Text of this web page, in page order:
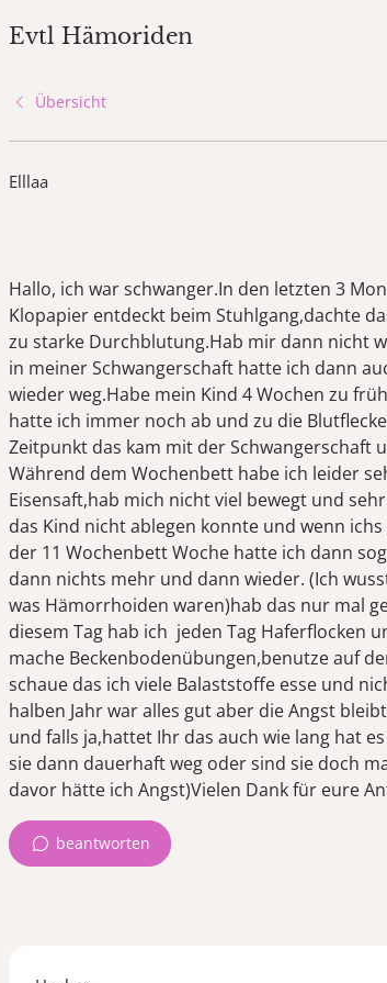
Evtl Hämoriden
Übersicht
Elllaa
Hallo, ich war schwanger.In den letzten 3
Klopapier entdeckt beim Stuhlgang,dachte
zu starke Durchblutung.Hab mir dann nicht
in meiner Schwangerschaft hatte ich dann
wieder weg.Habe mein Kind 4 Wochen zu
hatte ich immer noch ab und zu die
Zeitpunkt das kam mit der Schwangerschaft
Während dem Wochenbett habe ich leider
Eisensaft,hab mich nicht viel bewegt und
das Kind nicht ablegen konnte und wenn
der 11 Wochenbett Woche hatte ich dann
dann nichts mehr und dann wieder. (Ich
was Hämorrhoiden waren)hab das nur mal
diesem Tag hab ich jeden Tag Haferflocken
mache Beckenbodenübungen,benutze auf
schaue das ich viele Balaststoffe esse und
halben Jahr war alles gut aber die Angst
und falls ja,hattet Ihr das auch wie lang hat
sie dann dauerhaft weg oder sind sie doch
beantworten